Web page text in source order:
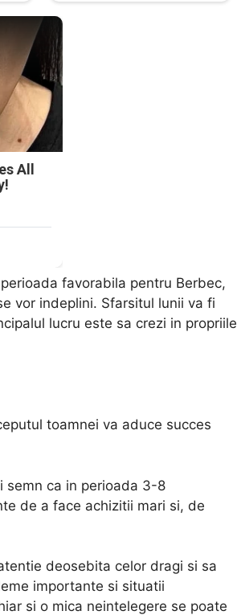
All
favorabila pentru Berbec,
vor indeplini. Sfarsitul lunii va fi
lucru este sa crezi in propriile
toamnei va aduce succes
semn ca in perioada 3-8
de a face achizitii mari si, de
deosebita celor dragi si sa
importante si situatii
si o mica neintelegere se poate